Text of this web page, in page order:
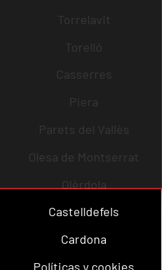
Torrelavit
Torelló
Casserres
Piera
Parets del Vallès
Olesa de Montserrat
Olèrdola
Castelldefels
Cardona
Políticas y cookies